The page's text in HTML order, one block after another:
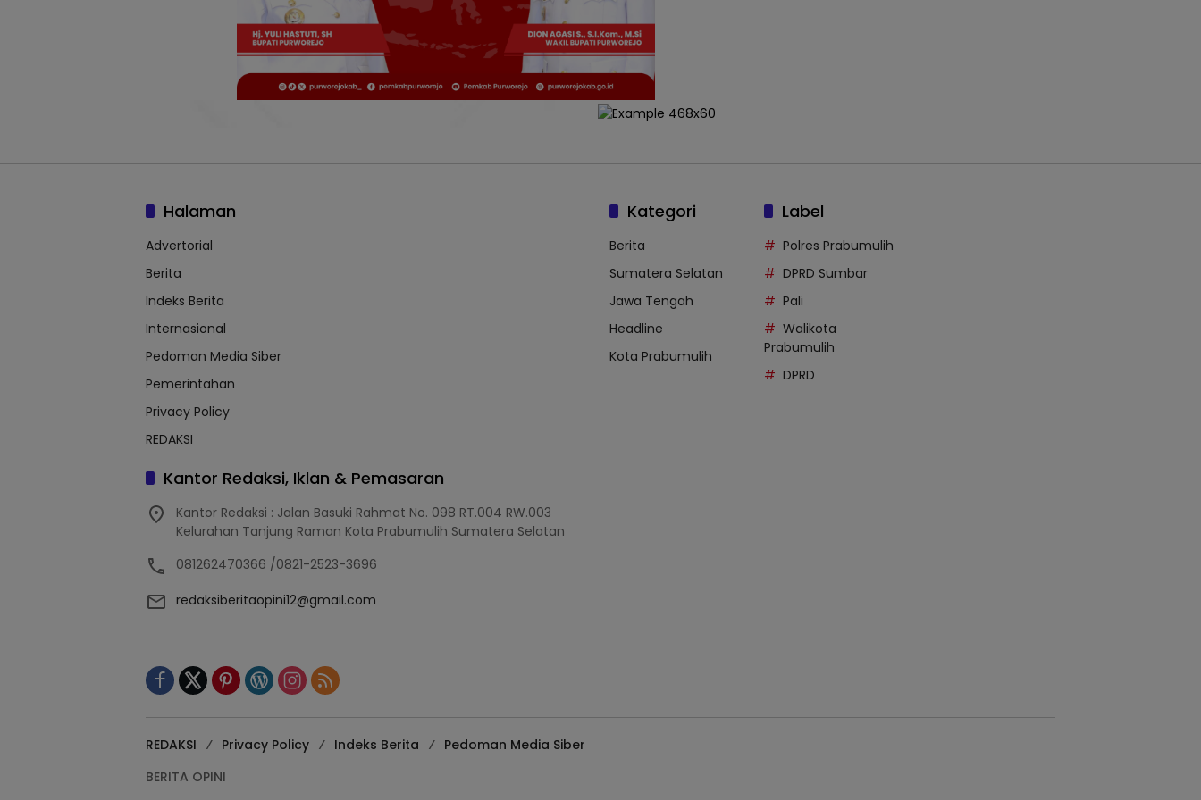
Halaman
Advertorial
Berita
Indeks Berita
Internasional
Pedoman Media Siber
Pemerintahan
Privacy Policy
REDAKSI
Kantor Redaksi, Iklan & Pemasaran
Kantor Redaksi : Jalan Basuki Rahmat No. 098 RT.004 RW.003
Kelurahan Tanjung Raman Kota Prabumulih Sumatera Selatan
081262470366 /0821-2523-3696
redaksiberitaopini12@gmail.com
Kategori
Berita
Sumatera Selatan
Jawa Tengah
Headline
Kota Prabumulih
Label
Polres Prabumulih
DPRD Sumbar
Pali
Walikota
Prabumulih
DPRD
REDAKSI Privacy Policy Indeks Berita
Pedoman Media Siber
BERITA OPINI